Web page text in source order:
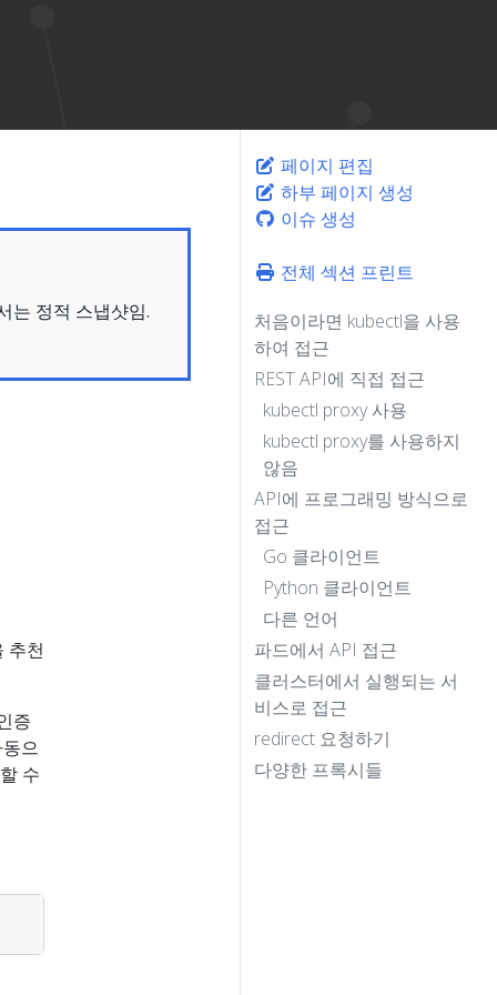
는 정적 스냅샷임.
추천
증
으
수
페이지 편집
하부 페이지 생성
이슈 생성
전체 섹션 프린트
처음이라면 kubectl을 사용
하여 접근
REST API에 직접 접근
kubectl proxy 사용
kubectl proxy를 사용하지
않음
API에 프로그래밍 방식으로
접근
Go 클라이언트
Python 클라이언트
다른 언어
파드에서 API 접근
클러스터에서 실행되는 서
비스로 접근
redirect 요청하기
다양한 프록시들